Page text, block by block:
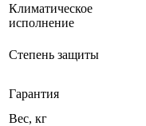
Климатическое
исполнение
Степень защиты
Гарантия
Вес, кг